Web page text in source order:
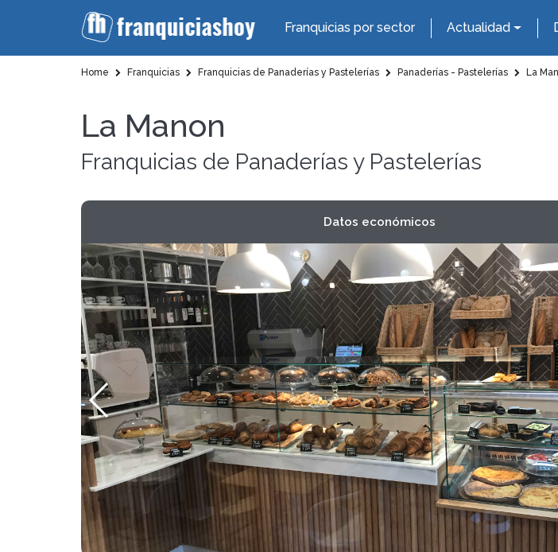
Franquicias por sector Actualidad
Home Franquicias Franquicias de Panaderías y Pastelerías Panaderías - Pastelerías La
La Manon
Franquicias de Panaderías y Pastelerías
Datos económicos